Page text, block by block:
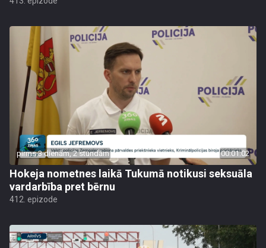
pirms 3 dienām, 2 stundām 00:01:02
Hokeja nometnes laikā Tukumā notikusi seksuāla
vardarbība pret bērnu
412. epizode